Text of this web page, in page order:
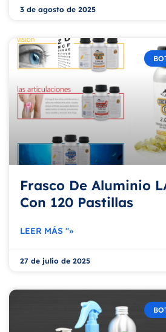
3 de agosto de 2025
Frasco De Aluminio
Con 120 Pastillas
LEER MÁS "»
27 de julio de 2025